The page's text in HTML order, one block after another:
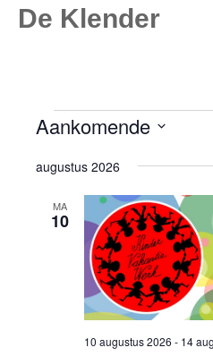
De Klender